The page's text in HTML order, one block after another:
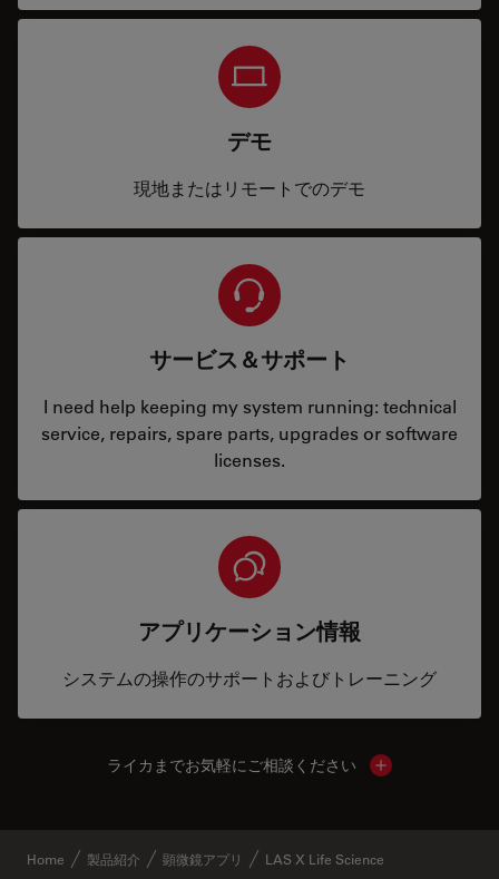
デモ
現地またはリモートでのデモ
サービス＆サポート
I need help keeping my system running: technical
service, repairs, spare parts, upgrades or software
licenses.
アプリケーション情報
システムの操作のサポートおよびトレーニング
ライカまでお気軽にご相談ください Show local
Home 製品紹介 顕微鏡アプリ LAS X Life Science